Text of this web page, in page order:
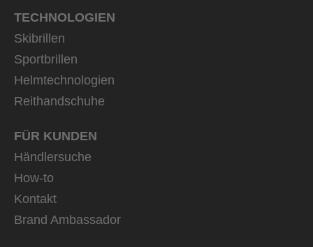
TECHNOLOGIEN
Skibrillen
Sportbrillen
Helmtechnologien
Reithandschuhe
FÜR KUNDEN
Händlersuche
How-to
Kontakt
Brand Ambassador